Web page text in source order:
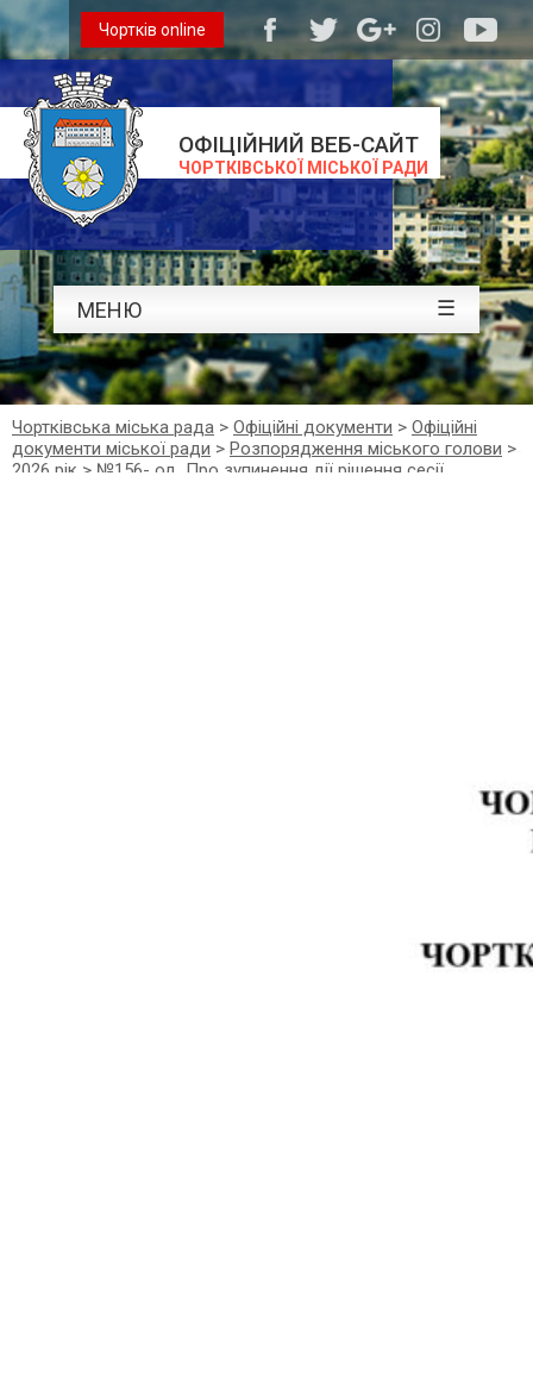
ОФІЦІЙНИЙ ВЕБ-САЙТ
ЧОРТКІВСЬКОЇ МІСЬКОЇ РАДИ
Чортків online
МЕНЮ ☰
Чортківська міська рада > Офіційні документи > Офіційні
документи міської ради > Розпорядження міського голови >
2026 рік > №156- од Про зупинення дії рішення сесії